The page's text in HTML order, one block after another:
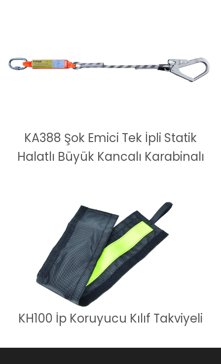
KA388 Şok Emici Tek İpli Statik
Halatlı Büyük Kancalı Karabinalı
KH100 İp Koruyucu Kılıf Takviyeli